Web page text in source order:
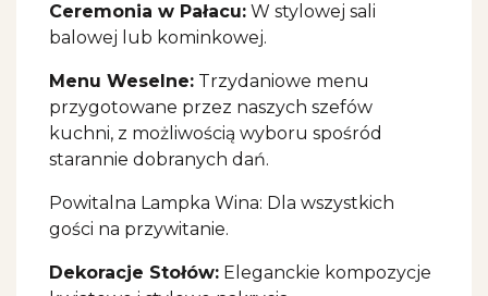
Ceremonia w Pałacu: W stylowej sali
balowej lub kominkowej.
Menu Weselne: Trzydaniowe menu
przygotowane przez naszych szefów
kuchni, z możliwością wyboru spośród
starannie dobranych dań.
Powitalna Lampka Wina: Dla wszystkich
gości na przywitanie.
Dekoracje Stołów: Eleganckie kompozycje